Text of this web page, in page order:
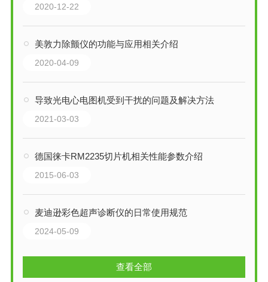
2020-12-22
美敦力除颤仪的功能与应用相关介绍
2020-04-09
导致光电心电图机受到干扰的问题及解决方法
2021-03-03
德国徕卡RM2235切片机相关性能参数介绍
2015-06-03
麦迪逊彩色超声诊断仪的日常使用规范
2024-05-09
查看全部